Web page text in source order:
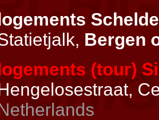
Bergen
(tour)